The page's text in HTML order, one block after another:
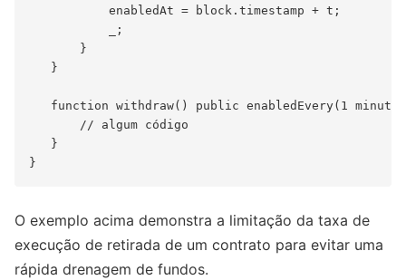
           enabledAt = block.timestamp + t;
           _;
       }
   }
function withdraw() public enabledEvery(1
       // algum código
   }
O exemplo acima demonstra a limitação da taxa de
execução de retirada de um contrato para evitar uma
rápida drenagem de fundos.